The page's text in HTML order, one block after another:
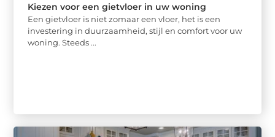
Kiezen voor een gietvloer in uw woning
Een gietvloer is niet zomaar een vloer, het is een
investering in duurzaamheid, stijl en comfort voor uw
woning. Steeds ...